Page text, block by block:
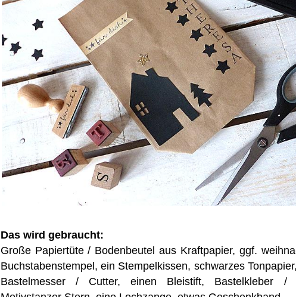
Das wird gebraucht:
Große Papiertüte / Bodenbeutel aus Kraftpapier, ggf.
Buchstabenstempel, ein Stempelkissen, schwarzes
Bastelmesser / Cutter, einen Bleistift, Bastelkleber /